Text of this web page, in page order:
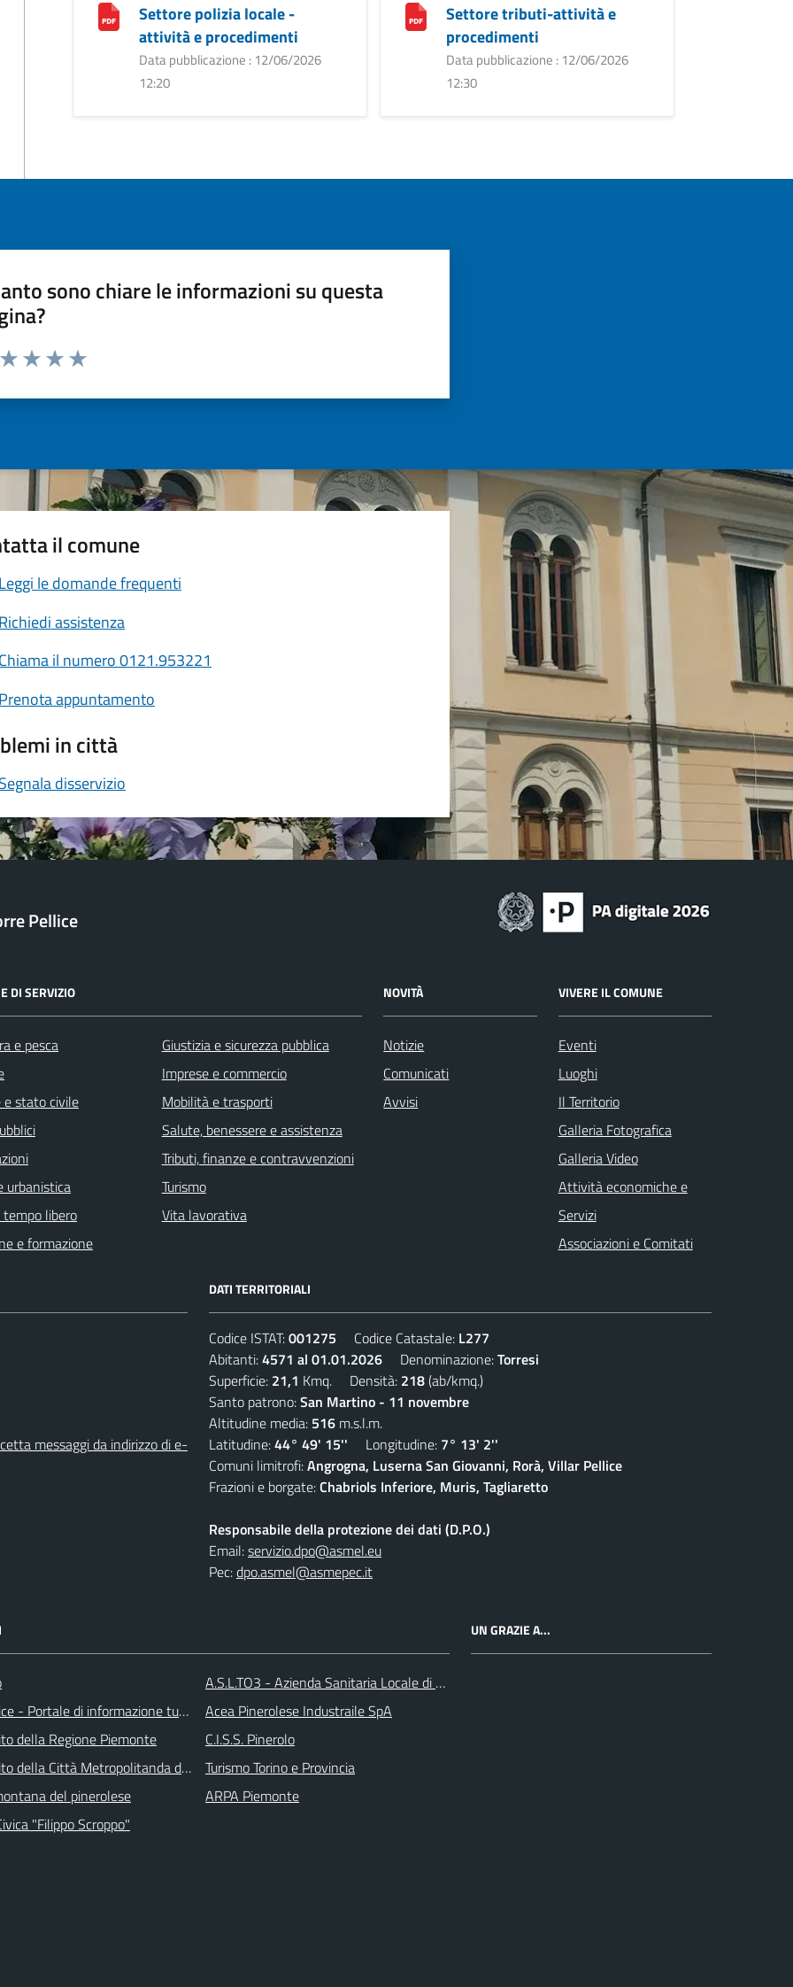
Settore polizia locale -
attività e procedimenti
Data pubblicazione : 12/06/2026
12:20
Settore tributi-attività e
procedimenti
Data pubblicazione : 12/06/2026
12:30
sono chiare le informazioni su questa
da 1 a 5 stelle la pagina
il comune
Leggi le domande frequenti
Richiedi assistenza
Chiama il numero 0121.953221
Prenota appuntamento
in città
Segnala disservizio
Pellice
DI SERVIZIO
e pesca
e stato civile
urbanistica
libero
e formazione
Giustizia e sicurezza pubblica
Imprese e commercio
Mobilità e trasporti
Salute, benessere e assistenza
Tributi, finanze e contravvenzioni
Turismo
Vita lavorativa
NOVITÀ
Notizie
Comunicati
Avvisi
VIVERE IL COMUNE
Eventi
Luoghi
Il Territorio
Galleria Fotografica
Galleria Video
Attività economiche e
Servizi
Associazioni e Comitati
messaggi da indirizzo di e-
DATI TERRITORIALI
Codice ISTAT:001275 Codice Catastale: L277
Abitanti:4571 al 01.01.2026 Denominazione:Torresi
Superficie: 21,1 Kmq. Densità: 218(ab/kmq.)
Santo patrono:San Martino - 11 novembre
Altitudine media: 516 m.s.l.m.
Latitudine:44° 49' 15'' Longitudine: 7° 13' 2''
Comuni limitrofi:Angrogna, Luserna San Giovanni, Rorà, Villar Pellice
Frazioni e borgate:Chabriols Inferiore, Muris, Tagliaretto
Responsabile della protezione dei dati (D.P.O.)
Email:servizio.dpo@asmel.eu
Pec:dpo.asmel@asmepec.it
- Portale di informazione turstica
della Regione Piemonte
della Città Metropolitanda di Torino
del pinerolese
"Filippo Scroppo"
A.S.L.TO3 - Azienda Sanitaria Locale di Collegno e Pinerolo
Acea Pinerolese Industraile SpA
C.I.S.S. Pinerolo
Turismo Torino e Provincia
ARPA Piemonte
UN GRAZIE A...